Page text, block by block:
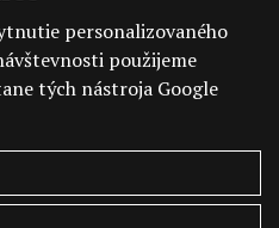
personalizovaného
použijeme
tých nástroja Google